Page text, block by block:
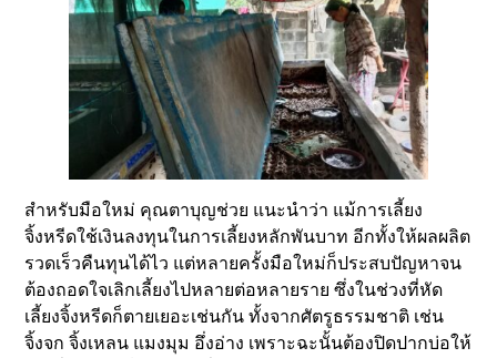
สำหรับมือใหม่ คุณตาบุญช่วย แนะนำว่า แม้การเลี้ยง
จิ้งหรีดใช้เงินลงทุนในการเลี้ยงหลักพันบาท อีกทั้งให้ผลผลิต
รวดเร็วคืนทุนได้ไว แต่หลายครั้งมือใหม่ก็ประสบปัญหาจน
ต้องถอดใจเลิกเลี้ยงไปหลายต่อหลายราย ซึ่งในช่วงที่หัด
เลี้ยงจิ้งหรีดก็ตายเยอะเช่นกัน ทั้งจากศัตรูธรรมชาติ เช่น
จิ้งจก จิ้งเหลน แมงมุม อึ่งอ่าง เพราะฉะนั้นต้องปิดปากบ่อให้